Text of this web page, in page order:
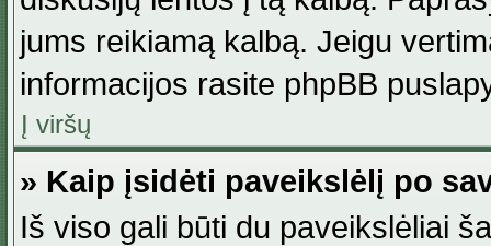
jums reikiamą kalbą. Jeigu
informacijos rasite phpBB
Į viršų
» Kaip įsidėti paveikslėlį po
Iš viso gali būti du paveikslėliai